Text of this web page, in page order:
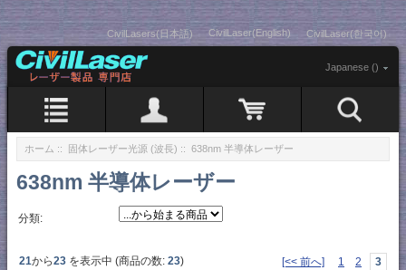
CivilLasers(日本語) CivilLaser(English) CivilLaser(한국어)
Japanese ()
ホーム :: 固体レーザー光源 (波長) :: 638nm 半導体レーザー
638nm 半導体レーザー
分類:
21から23 を表示中 (商品の数: 23) [<< 前へ] 1 2 3